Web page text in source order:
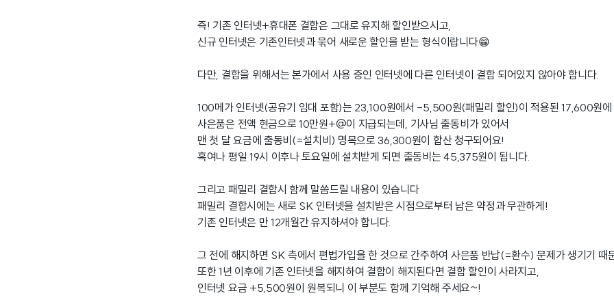
즉! 기존 인터넷+휴대폰 결합은 그대로 유지해 할인받으시고,
신규 인터넷은 기존인터넷과 묶어 새로운 할인을 받는 형식이랍니다😁
다만, 결합을 위해서는 본가에서 사용 중인 인터넷에 다른 인터넷이 결합 되어있지 않아야 합니다.
100메가 인터넷(공유기 임대 포함)는 23,100원에서 -5,500원(패밀리 할인)이 적용된 17,600원에
사은품은 전액 현금으로 10만원+@이 지급되는데, 기사님 출동비가 있어서
맨 첫 달 요금에 출동비(=설치비) 명목으로 36,300원이 합산 청구되어요!
혹여나 평일 19시 이후나 토요일에 설치받게 되면 출동비는 45,375원이 됩니다.
그리고 패밀리 결합시 함께 말씀드릴 내용이 있습니다
패밀리 결합시에는 새로 SK 인터넷을 설치받은 시점으로부터 남은 약정과 무관하게!
기존 인터넷은 만 12개월간 유지하셔야 합니다.
그 전에 해지하면 SK 측에서 편법가입을 한 것으로 간주하여 사은품 반납(=환수) 문제가 생기기 때
또한 1년 이후에 기존 인터넷을 해지하여 결합이 해지된다면 결합 할인이 사라지고,
인터넷 요금 +5,500원이 원복되니 이 부분도 함께 기억해 주세요~!